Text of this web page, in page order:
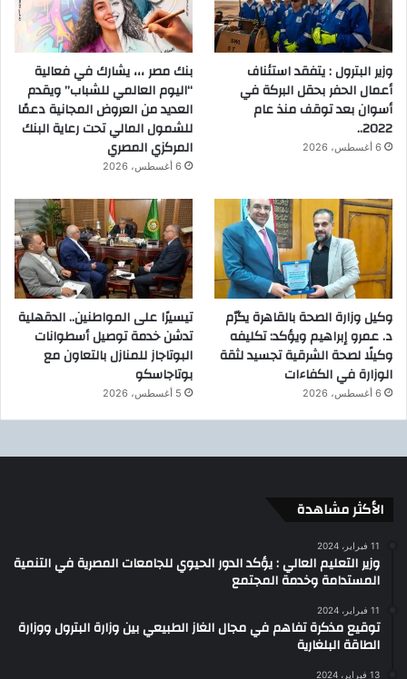
وزير البترول : يتفقد استئناف
أعمال الحفر بحقل البركة في
أسوان بعد توقف منذ عام
2022..
6 أغسطس، 2026
بنك مصر ،،، يشارك في فعالية
“اليوم العالمي للشباب” ويقدم
العديد من العروض المجانية دعمًا
للشمول المالي تحت رعاية البنك
المركزي المصري
6 أغسطس، 2026
وكيل وزارة الصحة بالقاهرة يكرّم
د. عمرو إبراهيم ويؤكد: تكليفه
وكيلًا لصحة الشرقية تجسيد لثقة
الوزارة في الكفاءات
6 أغسطس، 2026
تيسيرًا على المواطنين.. الدقهلية
تدشن خدمة توصيل أسطوانات
البوتاجاز للمنازل بالتعاون مع
بوتاجاسكو
5 أغسطس، 2026
الأكثر مشاهدة
11 فبراير، 2024
وزير التعليم العالي : يؤكد الدور الحيوي للجامعات المصرية في التنمية
المستدامة وخدمة المجتمع
11 فبراير، 2024
توقيع مذكرة تفاهم في مجال الغاز الطبيعي بين وزارة البترول ووزارة
الطاقة البلغارية
13 فبراير، 2024